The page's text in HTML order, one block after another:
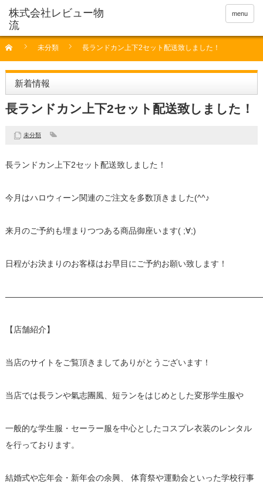
menu
未分類 長ランドカン上下2セット配送致しました！
新着情報
長ランドカン上下2セット配送致しました！
未分類
長ランドカン上下2セット配送致しました！
今月はハロウィーン関連のご注文を多数頂きました(^^♪
来月のご予約も埋まりつつある商品御座います( ;∀;)
日程がお決まりのお客様はお早目にご予約お願い致します！
【店舗紹介】
当店のサイトをご覧頂きましてありがとうございます！
当店では長ランや氣志團風、短ランをはじめとした変形学生服や
一般的な学生服・セーラー服を中心としたコスプレ衣装のレンタル
を行っております。
結婚式や忘年会・新年会の余興、 体育祭や運動会といった学校行事